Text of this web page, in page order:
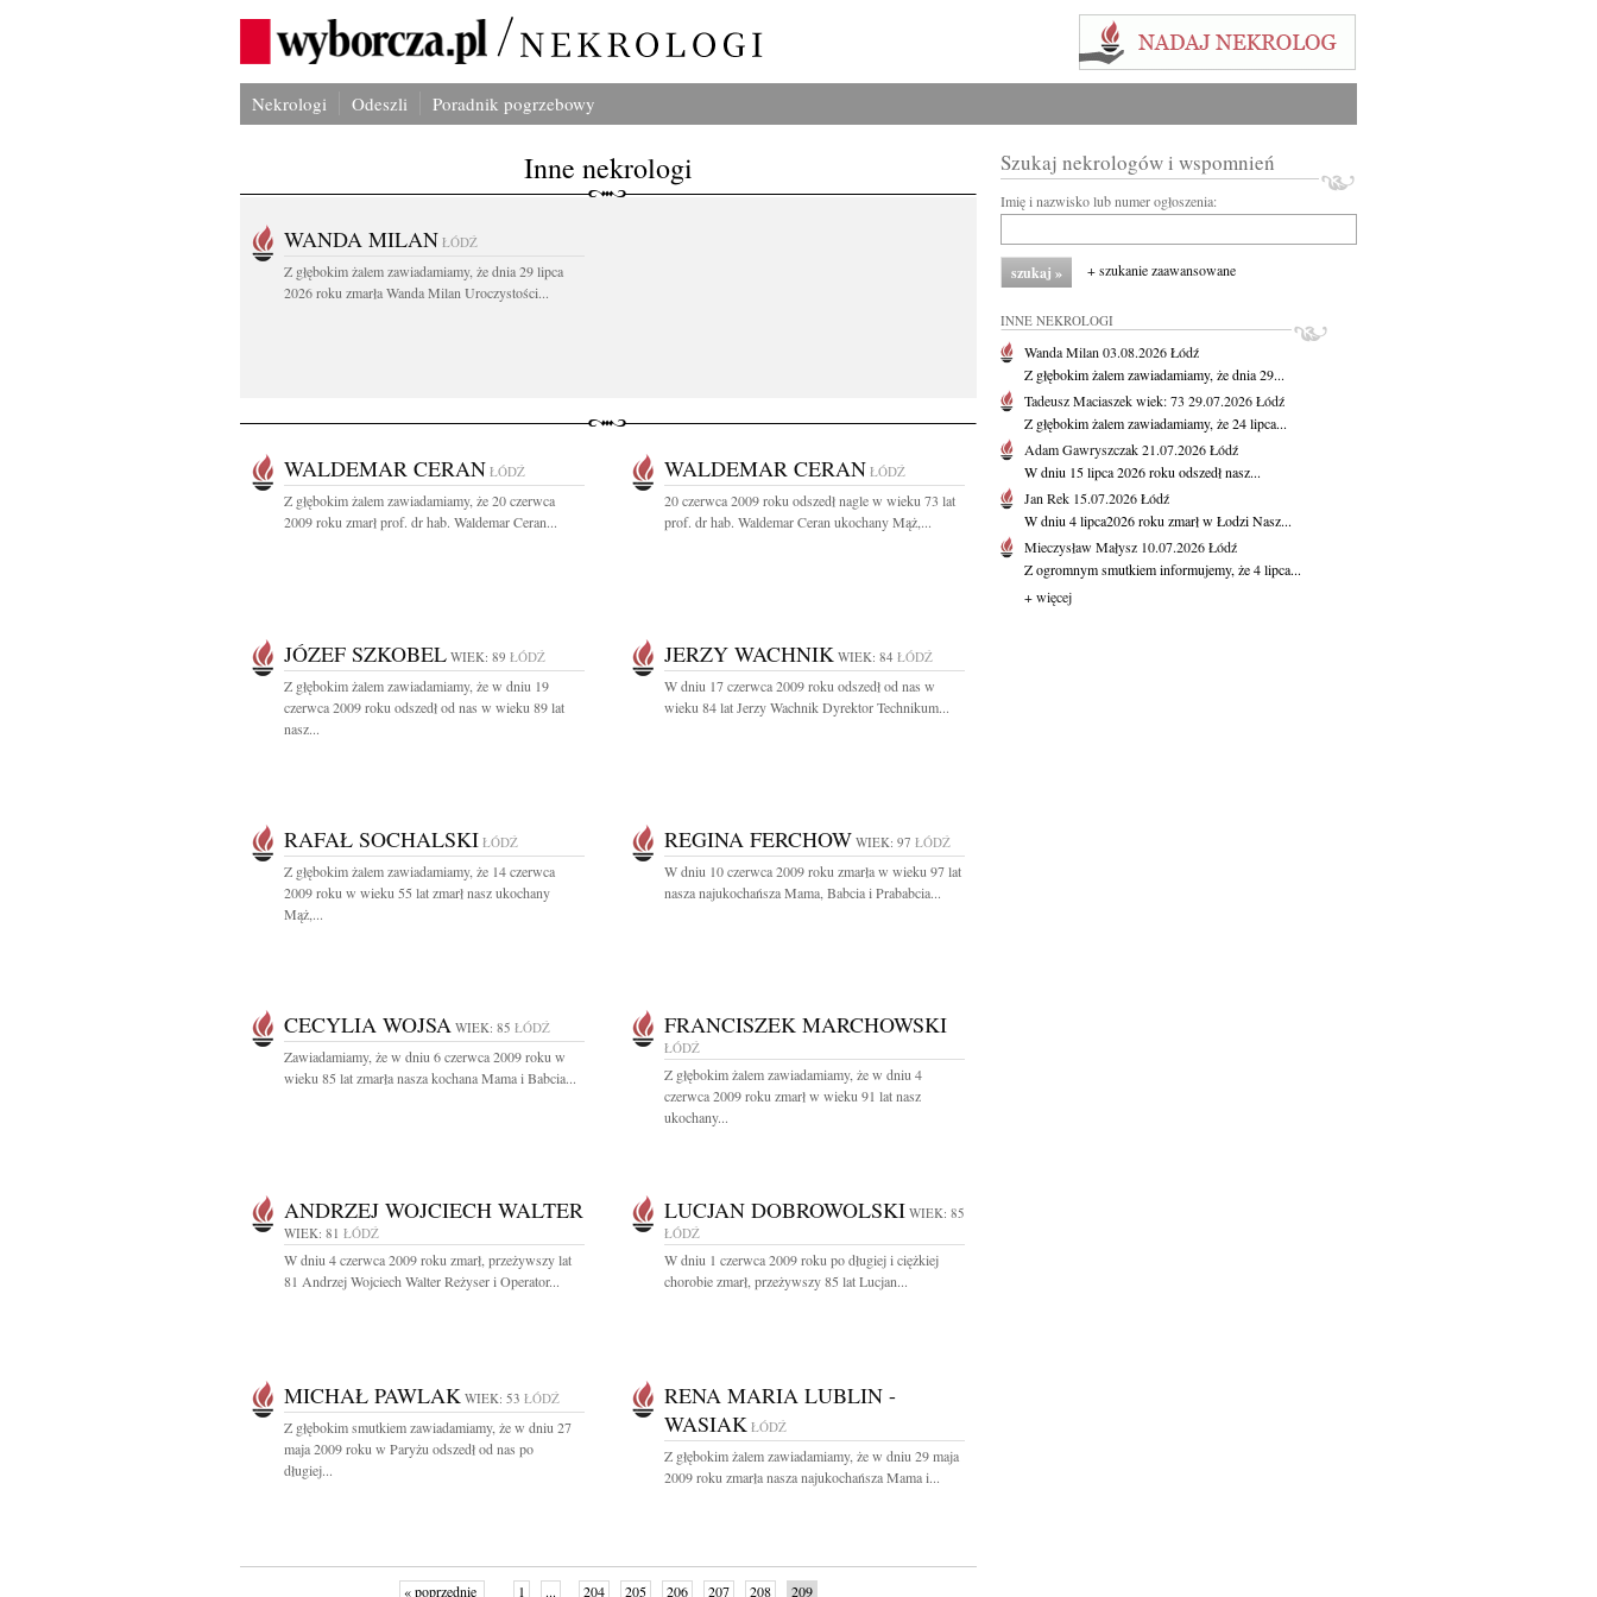
Nekrologi Odeszli Poradnik pogrzebowy
Inne nekrologi
WANDA MILAN ŁÓDŹ
Z głębokim żalem zawiadamiamy, że dnia 29 lipca
2026 roku zmarła Wanda Milan Uroczystości...
WALDEMAR CERAN ŁÓDŹ
Z głębokim żalem zawiadamiamy, że 20 czerwca
2009 roku zmarł prof. dr hab. Waldemar Ceran...
WALDEMAR CERAN ŁÓDŹ
20 czerwca 2009 roku odszedł nagle w wieku 73 lat
prof. dr hab. Waldemar Ceran ukochany Mąż,...
JÓZEF SZKOBEL WIEK: 89 ŁÓDŹ
Z głębokim żalem zawiadamiamy, że w dniu 19
czerwca 2009 roku odszedł od nas w wieku 89 lat
nasz...
JERZY WACHNIK WIEK: 84 ŁÓDŹ
W dniu 17 czerwca 2009 roku odszedł od nas w
wieku 84 lat Jerzy Wachnik Dyrektor Technikum...
RAFAŁ SOCHALSKI ŁÓDŹ
Z głębokim żalem zawiadamiamy, że 14 czerwca
2009 roku w wieku 55 lat zmarł nasz ukochany
Mąż,...
REGINA FERCHOW WIEK: 97 ŁÓDŹ
W dniu 10 czerwca 2009 roku zmarła w wieku 97 lat
nasza najukochańsza Mama, Babcia i Prababcia...
CECYLIA WOJSA WIEK: 85 ŁÓDŹ
Zawiadamiamy, że w dniu 6 czerwca 2009 roku w
wieku 85 lat zmarła nasza kochana Mama i Babcia...
FRANCISZEK MARCHOWSKI
ŁÓDŹ
Z głębokim żalem zawiadamiamy, że w dniu 4
czerwca 2009 roku zmarł w wieku 91 lat nasz
ukochany...
ANDRZEJ WOJCIECH WALTER
WIEK: 81 ŁÓDŹ
W dniu 4 czerwca 2009 roku zmarł, przeżywszy lat
81 Andrzej Wojciech Walter Reżyser i Operator...
LUCJAN DOBROWOLSKI WIEK: 85
ŁÓDŹ
W dniu 1 czerwca 2009 roku po długiej i ciężkiej
chorobie zmarł, przeżywszy 85 lat Lucjan...
MICHAŁ PAWLAK WIEK: 53 ŁÓDŹ
Z głębokim smutkiem zawiadamiamy, że w dniu 27
maja 2009 roku w Paryżu odszedł od nas po
długiej...
RENA MARIA LUBLIN -
WASIAK ŁÓDŹ
Z głębokim żalem zawiadamiamy, że w dniu 29 maja
2009 roku zmarła nasza najukochańsza Mama i...
« poprzednie 1 ... 204 205 206 207 208 209
Szukaj nekrologów i wspomnień
Imię i nazwisko lub numer ogłoszenia:
+ szukanie zaawansowane
INNE NEKROLOGI
Wanda Milan 03.08.2026Łódź
Z głębokim żalem zawiadamiamy, że dnia 29...
Tadeusz Maciaszekwiek: 73 29.07.2026Łódź
Z głębokim żalem zawiadamiamy, że 24 lipca...
Adam Gawryszczak21.07.2026Łódź
W dniu 15 lipca 2026 roku odszedł nasz...
Jan Rek 15.07.2026Łódź
W dniu 4 lipca2026 roku zmarł w Łodzi Nasz...
Mieczysław Małysz 10.07.2026Łódź
Z ogromnym smutkiem informujemy, że 4 lipca...
+ więcej